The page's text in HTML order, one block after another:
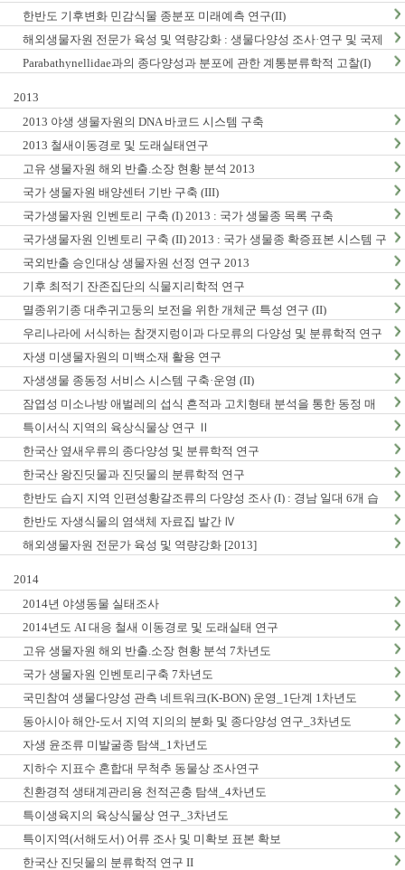
한반도 기후변화 민감식물 종분포 미래예측 연구(II)
해외생물자원 전문가 육성 및 역량강화 : 생물다양성 조사·연구 및 국제
협력
Parabathynellidae과의 종다양성과 분포에 관한 계통분류학적 고찰(I)
2013
2013 야생 생물자원의 DNA 바코드 시스템 구축
2013 철새이동경로 및 도래실태연구
고유 생물자원 해외 반출.소장 현황 분석 2013
국가 생물자원 배양센터 기반 구축 (III)
국가생물자원 인벤토리 구축 (I) 2013 : 국가 생물종 목록 구축
국가생물자원 인벤토리 구축 (II) 2013 : 국가 생물종 확증표본 시스템 구
축
국외반출 승인대상 생물자원 선정 연구 2013
기후 최적기 잔존집단의 식물지리학적 연구
멸종위기종 대추귀고둥의 보전을 위한 개체군 특성 연구 (II)
우리나라에 서식하는 참갯지렁이과 다모류의 다양성 및 분류학적 연구
(I)
자생 미생물자원의 미백소재 활용 연구
자생생물 종동정 서비스 시스템 구축·운영 (II)
잠엽성 미소나방 애벌레의 섭식 흔적과 고치형태 분석을 통한 동정 매
뉴얼 개발 및 생활사 연구
특이서식 지역의 육상식물상 연구 Ⅱ
한국산 옆새우류의 종다양성 및 분류학적 연구
한국산 왕진딧물과 진딧물의 분류학적 연구
한반도 습지 지역 인편성황갈조류의 다양성 조사 (I) : 경남 일대 6개 습
지 지역 조사
한반도 자생식물의 염색체 자료집 발간 Ⅳ
해외생물자원 전문가 육성 및 역량강화 [2013]
2014
2014년 야생동물 실태조사
2014년도 AI 대응 철새 이동경로 및 도래실태 연구
고유 생물자원 해외 반출.소장 현황 분석 7차년도
국가 생물자원 인벤토리구축 7차년도
국민참여 생물다양성 관측 네트워크(K-BON) 운영_1단계 1차년도
동아시아 해안-도서 지역 지의의 분화 및 종다양성 연구_3차년도
자생 윤조류 미발굴종 탐색_1차년도
지하수 지표수 혼합대 무척추 동물상 조사연구
친환경적 생태계관리용 천적곤충 탐색_4차년도
특이생육지의 육상식물상 연구_3차년도
특이지역(서해도서) 어류 조사 및 미확보 표본 확보
한국산 진딧물의 분류학적 연구 II